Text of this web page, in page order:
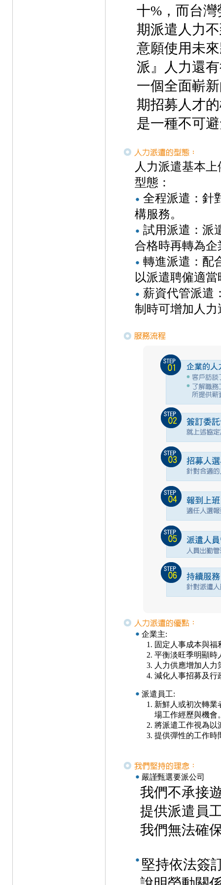
十%，而台
期派遣人力
意願使用未
派』人力還
一個全面嶄
期招募人才
是一種不可
人力派遣基本
型態：
全程派遣：針
構服務。
試用派遣：派
合格時再轉為
轉進派遣：配
以派遣聘僱適
薪資代管派遣
制時可增加人
企業主:
固定人事成本與福
平衡淡旺季明顯時
人力供應增加人
減化人事招募及行
派遣員工:
新鮮人或初次轉業
場工作經歷與機會
將派遣工作視為以
提供彈性的工作時
嚴謹甄選要派公司
我們不承接
提供派遣員
我們無法確
堅持依法簽